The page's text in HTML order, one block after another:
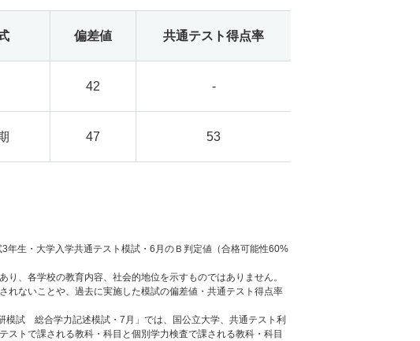
偏差値 共通テスト得点率
42 -
47 53
生・大学入学共通テスト模試・6月のＢ判定値（合格可能性60%
、各学校の教育内容、社会的地位を示すものではありません。
ないことや、過去に実施した模試の偏差値・共通テスト得点率
試 総合学力記述模試・7月」では、国公立大学、共通テスト利
ストで課される教科・科目と個別学力検査で課される教科・科目